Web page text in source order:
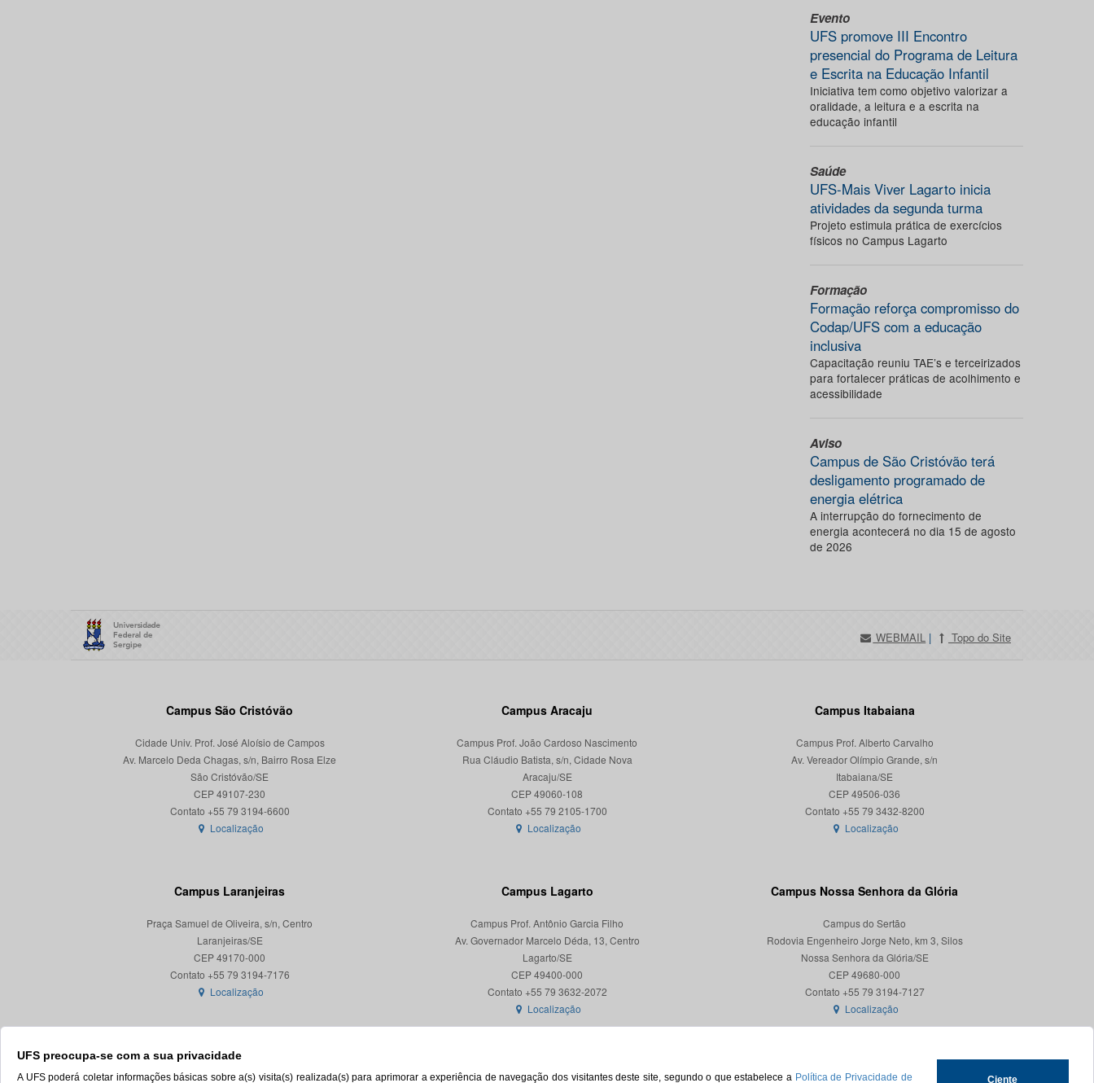
UFS preocupa-se com a sua privacidade
A UFS poderá coletar informações básicas sobre a(s) visita(s) realizada(s) para aprimorar a experiência de navegação dos visitantes deste site, segundo o que estabelece a Política de Privacidade de Ciente
Evento
UFS promove III Encontro
presencial do Programa de Leitura
e Escrita na Educação Infantil
Iniciativa tem como objetivo valorizar a
oralidade, a leitura e a escrita na
educação infantil
Saúde
UFS-Mais Viver Lagarto inicia
atividades da segunda turma
Projeto estimula prática de exercícios
físicos no Campus Lagarto
Formação
Formação reforça compromisso do
Codap/UFS com a educação
inclusiva
Capacitação reuniu TAE’s e terceirizados
para fortalecer práticas de acolhimento e
acessibilidade
Aviso
Campus de São Cristóvão terá
desligamento programado de
energia elétrica
A interrupção do fornecimento de
energia acontecerá no dia 15 de agosto
de 2026
WEBMAIL | Topo do Site
Campus São Cristóvão
Cidade Univ. Prof. José Aloísio de Campos
Av. Marcelo Deda Chagas, s/n, Bairro Rosa Elze
São Cristóvão/SE
CEP 49107-230
Localização
Campus Aracaju
Campus Prof. João Cardoso Nascimento
Rua Cláudio Batista, s/n, Cidade Nova
Aracaju/SE
CEP 49060-108
Localização
Campus Itabaiana
Campus Prof. Alberto Carvalho
Av. Vereador Olímpio Grande, s/n
Itabaiana/SE
CEP 49506-036
Localização
Campus Laranjeiras
Praça Samuel de Oliveira, s/n, Centro
Laranjeiras/SE
CEP 49170-000
Localização
Campus Lagarto
Campus Prof. Antônio Garcia Filho
Av. Governador Marcelo Déda, 13, Centro
Lagarto/SE
CEP 49400-000
Localização
Campus Nossa Senhora da Glória
Campus do Sertão
Rodovia Engenheiro Jorge Neto, km 3, Silos
Nossa Senhora da Glória/SE
CEP 49680-000
Contato +55 79 3194-7127
Localização